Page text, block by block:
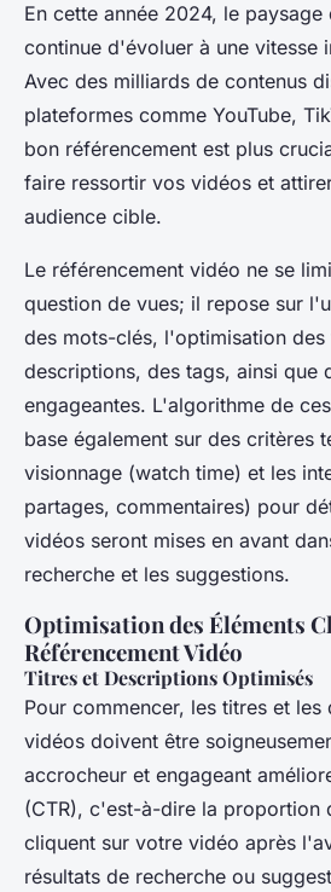
En cette année 2024, le
continue d'évoluer à une vitesse
Avec des milliards de contenus
plateformes comme YouTube,
bon référencement est plus
faire ressortir vos vidéos et
audience cible.
Le référencement vidéo ne se
question de vues; il repose sur
des mots-clés, l'optimisation des
descriptions, des tags, ainsi que
engageantes. L'algorithme de
base également sur des critères
visionnage (watch time) et les
partages, commentaires) pour
vidéos seront mises en avant
recherche et les suggestions.
Optimisation des Éléments
Référencement Vidéo
Titres et Descriptions Optimisés
Pour commencer, les titres et
vidéos doivent être
accrocheur et engageant
(CTR), c'est-à-dire la proportion
cliquent sur votre vidéo après
résultats de recherche ou